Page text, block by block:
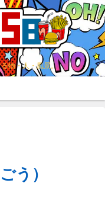
物・人・風景。
う）